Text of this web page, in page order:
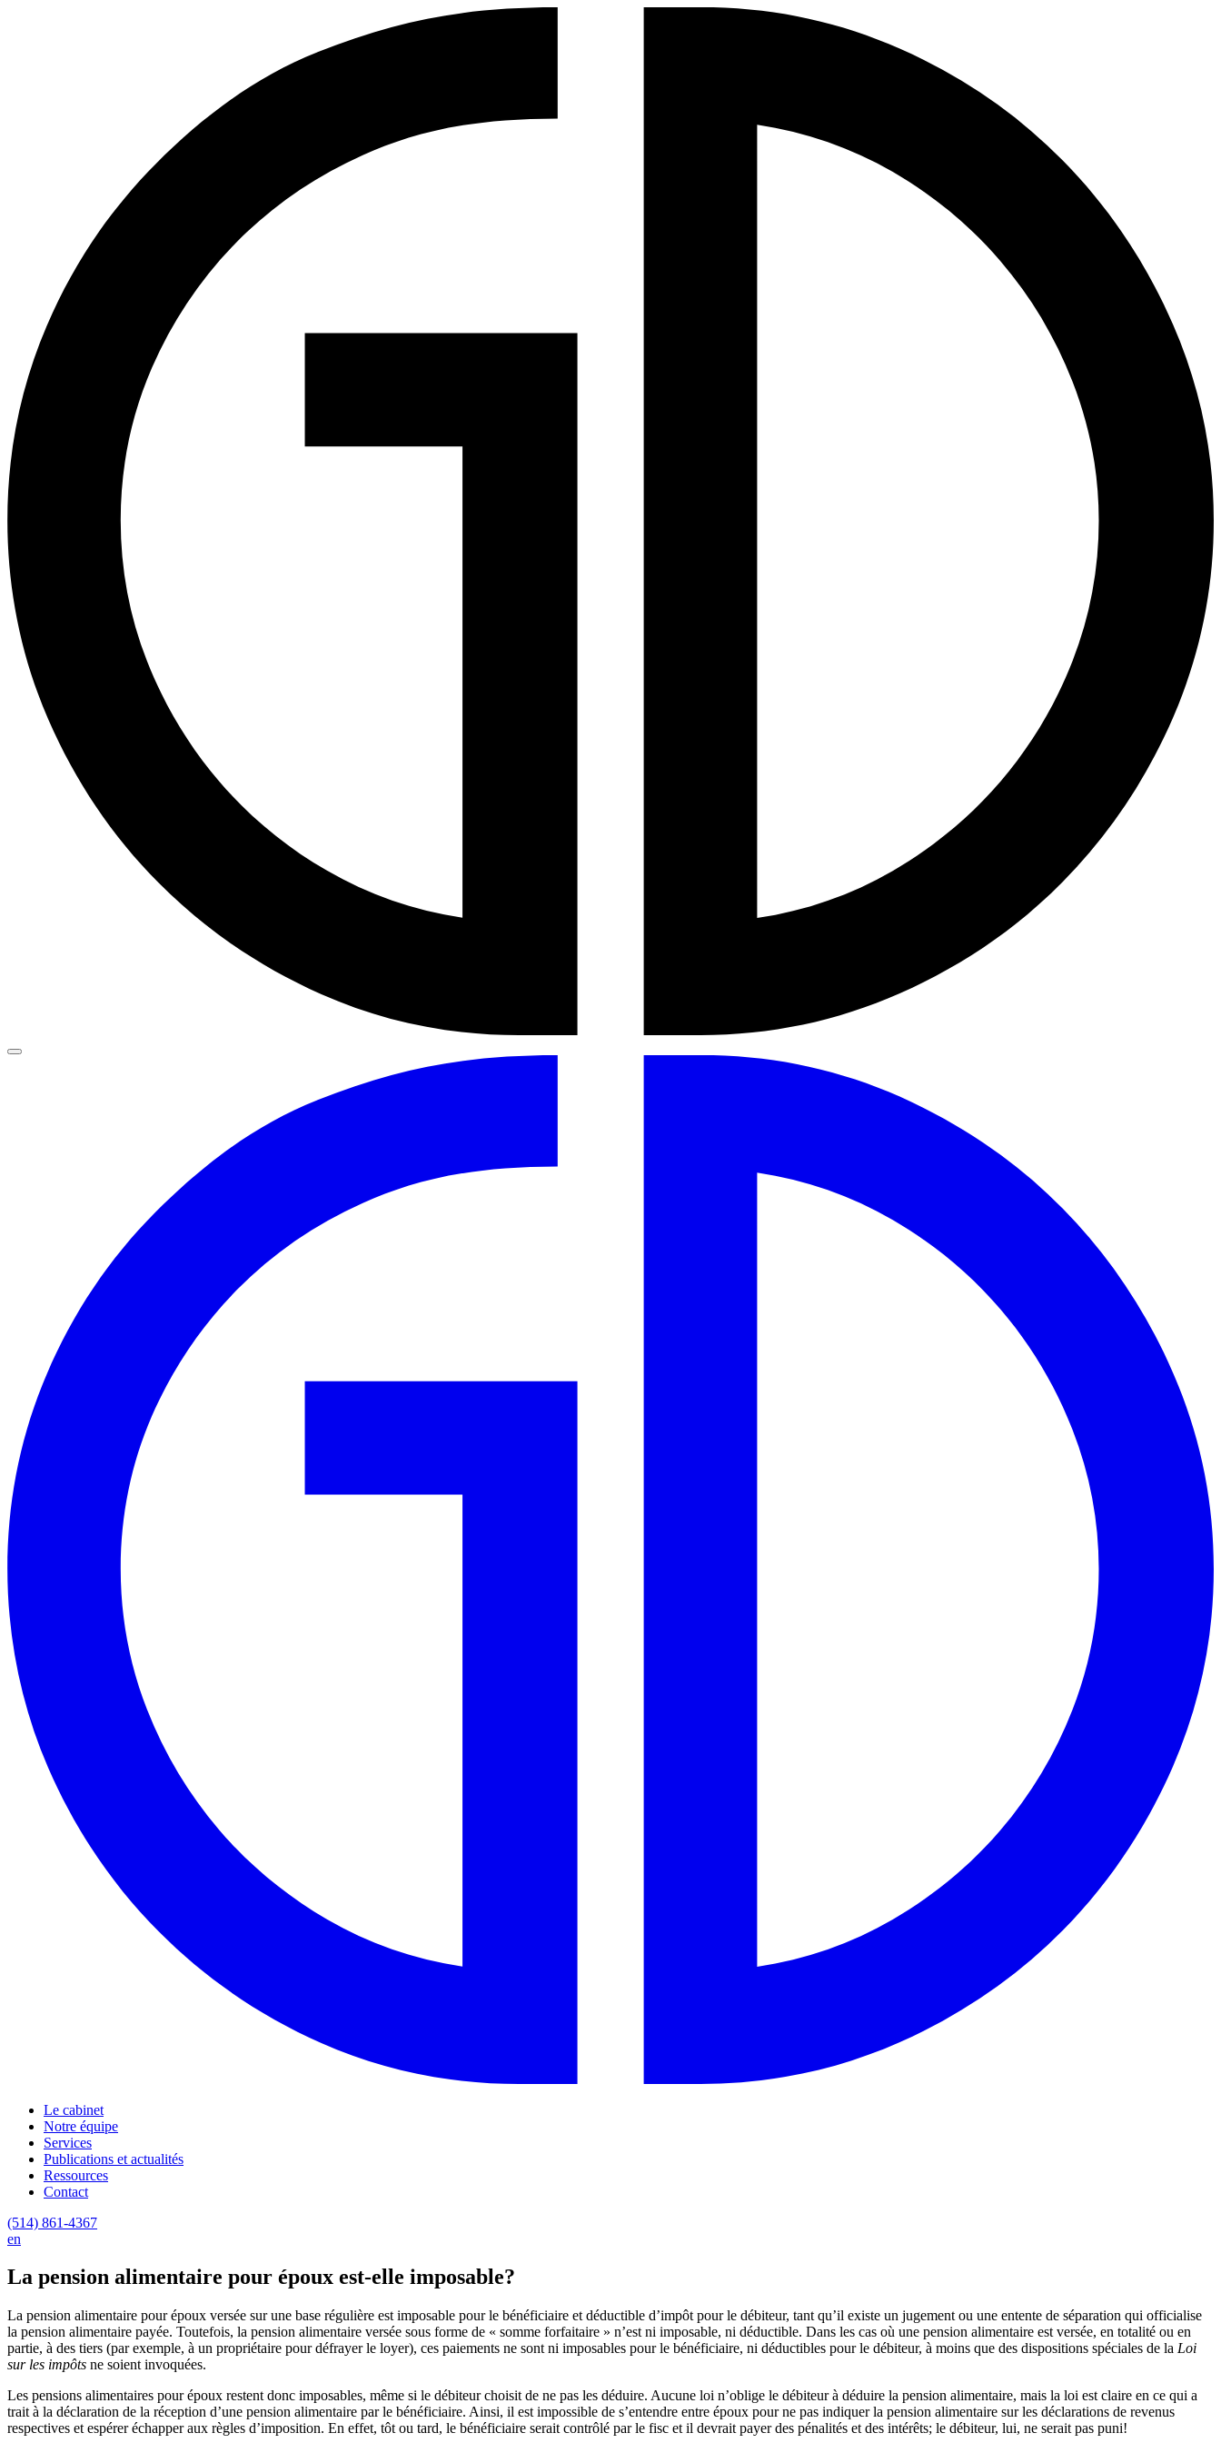
Le cabinet
Notre équipe
Services
Publications et actualités
Ressources
Contact
(514) 861-4367
en
La pension alimentaire pour époux est-elle imposable?
La pension alimentaire pour époux versée sur une base régulière est imposable pour le bénéficiaire et déductible d’impôt pour le débiteur, tant qu’il existe un jugement ou une entente de séparation qui officialise
la pension alimentaire payée. Toutefois, la pension alimentaire versée sous forme de « somme forfaitaire » n’est ni imposable, ni déductible. Dans les cas où une pension alimentaire est versée, en totalité ou en
partie, à des tiers (par exemple, à un propriétaire pour défrayer le loyer), ces paiements ne sont ni imposables pour le bénéficiaire, ni déductibles pour le débiteur, à moins que des dispositions spéciales de la Loi
sur les impôts ne soient invoquées.
Les pensions alimentaires pour époux restent donc imposables, même si le débiteur choisit de ne pas les déduire. Aucune loi n’oblige le débiteur à déduire la pension alimentaire, mais la loi est claire en ce qui a
trait à la déclaration de la réception d’une pension alimentaire par le bénéficiaire. Ainsi, il est impossible de s’entendre entre époux pour ne pas indiquer la pension alimentaire sur les déclarations de revenus
respectives et espérer échapper aux règles d’imposition. En effet, tôt ou tard, le bénéficiaire serait contrôlé par le fisc et il devrait payer des pénalités et des intérêts; le débiteur, lui, ne serait pas puni!